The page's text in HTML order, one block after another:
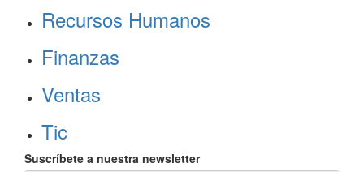
Recursos Humanos
Finanzas
Ventas
Tic
Suscríbete a nuestra newsletter